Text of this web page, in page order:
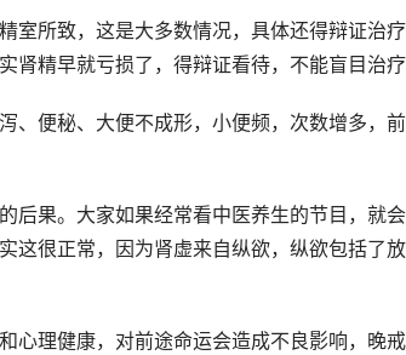
所致，这是大多数情况，具体还得辩证治疗
精早就亏损了，得辩证看待，不能盲目治疗
、便秘、大便不成形，小便频，次数增多，前
后果。大家如果经常看中医养生的节目，就
这很正常，因为肾虚来自纵欲，纵欲包括了
心理健康，对前途命运会造成不良影响，晚